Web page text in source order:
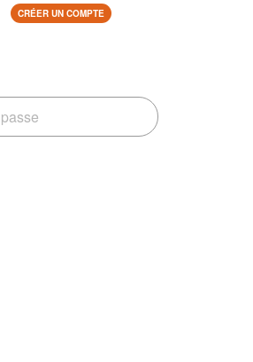
CRÉER UN COMPTE